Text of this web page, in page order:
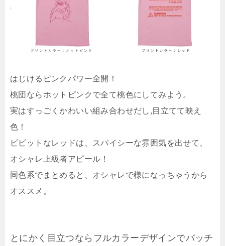
はじけるピンクパワー全開！
桃団ならホットピンクで全て桃色にしてみよう。
実はすっごくかわいい組み合わせだし,目立てて映え
色！
ビビットなレッドは、スパイシーな雰囲気を出せて、
オシャレ上級者アピール！
同色系でまとめると、オシャレで様になっちゃうから
オススメ。
とにかく目立つならフルカラーデザインでバッチ